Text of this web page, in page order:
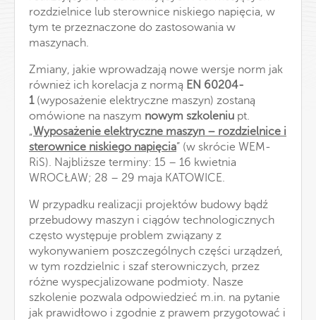
rozdzielnice lub sterownice niskiego napięcia, w
tym te przeznaczone do zastosowania w
maszynach.
Zmiany, jakie wprowadzają nowe wersje norm jak
również ich korelacja z normą EN 60204-
1(wyposażenie elektryczne maszyn) zostaną
omówione na naszym nowym szkoleniu pt.
„Wyposażenie elektryczne maszyn – rozdzielnice i
sterownice niskiego napięcia” (w skrócie WEM-
RiS). Najbliższe terminy: 15 – 16 kwietnia
WROCŁAW; 28 – 29 maja KATOWICE.
W przypadku realizacji projektów budowy bądź
przebudowy maszyn i ciągów technologicznych
często występuje problem związany z
wykonywaniem poszczególnych części urządzeń,
w tym rozdzielnic i szaf sterowniczych, przez
różne wyspecjalizowane podmioty. Nasze
szkolenie pozwala odpowiedzieć m.in. na pytanie
jak prawidłowo i zgodnie z prawem przygotować i